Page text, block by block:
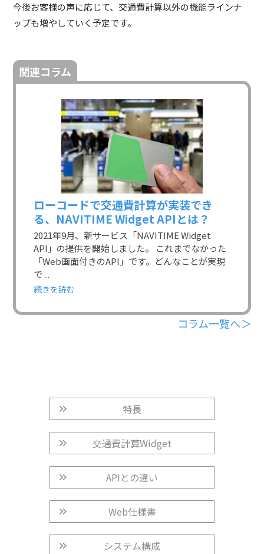
今後お客様の声に応じて、交通費計算以外の機能ラインナ
ップも増やしていく予定です。
関連コラム
ローコードで交通費計算が実装でき
る、NAVITIME Widget APIとは？
2021年9月、新サービス「NAVITIME Widget
API」の提供を開始しました。 これまでなかった
「Web画面付きのAPI」です。どんなことが実現
で ...
続きを読む
コラム一覧へ
特長
交通費計算Widget
APIとの違い
Web仕様書
システム構成